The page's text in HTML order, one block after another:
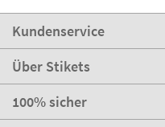
Kundenservice
Über Stikets
100% sicher